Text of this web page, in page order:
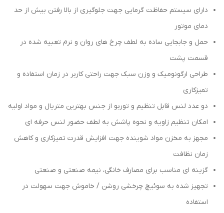
دارای سیستم حفاظت گرمایی جهت جلوگیری از بالا رفتن بیش از حد
دمای موتور
حمل و جابجایی ساده به لطف چرخ های روان و نرم تعبیه شده در
قسمت پشت
طراحی ارگونومیک و وزن سبک جهت راحتی کاربر در زمان استفاده و
تمیزکاری
دو عدد لنس قابل تنظیم و توربو از جنس بهترین متریال و مواد اولیه
امکان تنظیم زاویه و نحوه پاشش به لطف حضور لنس حرفه ای
مجهز به مخزن مواد شوینده جهت افزایش قدرت تمیزکاری و کاهش
زمان نظافت
گزینه ای مناسب برای مصارف خانگی، نیمه صنعتی و صنعتی
تجهیز شده به سوئیچ چرخشی روشن / خاموش جهت سهولت در
استفاده